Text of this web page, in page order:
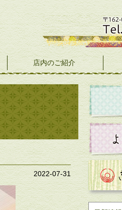
店内のご紹介
2022-07-31